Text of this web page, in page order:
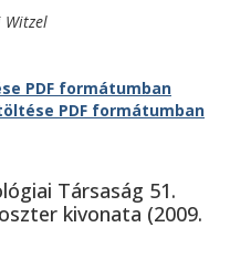
Witzel
PDF formátumban
PDF formátumban
Társaság 51.
kivonata (2009.